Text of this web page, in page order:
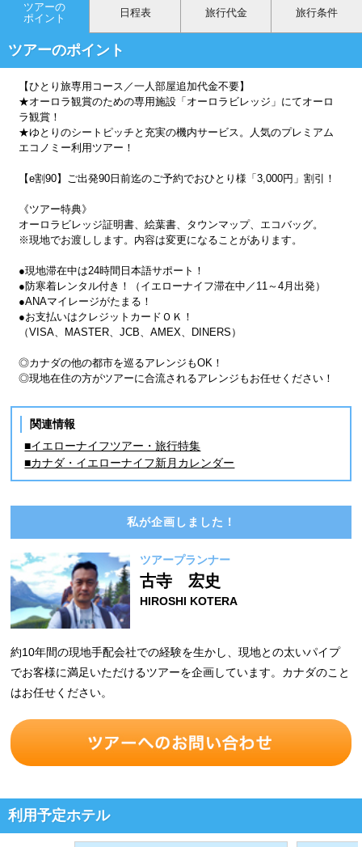
ツアーの
ポイント
日程表 旅行代金 旅行条件
ツアーのポイント
【ひとり旅専用コース／一人部屋追加代金不要】
★オーロラ観賞のための専用施設「オーロラビレッジ」にてオーロ
ラ観賞！
★ゆとりのシートピッチと充実の機内サービス。人気のプレミアム
エコノミー利用ツアー！
【e割90】ご出発90日前迄のご予約でおひとり様「3,000円」割引！
《ツアー特典》
オーロラビレッジ証明書、絵葉書、タウンマップ、エコバッグ。
※現地でお渡しします。内容は変更になることがあります。
●現地滞在中は24時間日本語サポート！
●防寒着レンタル付き！（イエローナイフ滞在中／11～4月出発）
●ANAマイレージがたまる！
●お支払いはクレジットカードＯＫ！
（VISA、MASTER、JCB、AMEX、DINERS）
◎カナダの他の都市を巡るアレンジもOK！
◎現地在住の方がツアーに合流されるアレンジもお任せください！
関連情報
■イエローナイフツアー・旅行特集
■カナダ・イエローナイフ新月カレンダー
私が企画しました！
ツアープランナー
古寺 宏史
HIROSHI KOTERA
約10年間の現地手配会社での経験を生かし、現地との太いパイプ
でお客様に満足いただけるツアーを企画しています。カナダのこと
はお任せください。
利用予定ホテル